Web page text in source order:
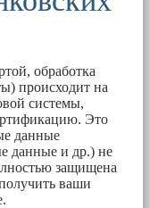
обработка
происходит на
системы,
Это
данные
данные и др.) не
защищена
ваши